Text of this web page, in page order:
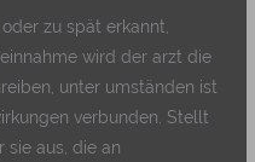
zu spät erkannt,
wird der arzt die
unter umständen ist
verbunden. Stellt
sie aus, die an